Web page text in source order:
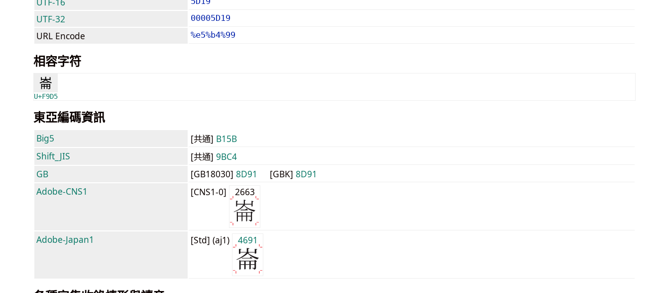
UTF-32 00005D19
URL Encode %e5%b4%99
相容字符
崙
U+F9D5
東亞編碼資訊
Big5 [共通] B15B
Shift_JIS
[共通] 9BC4
GB
[GB18030] 8D91 [GBK] 8D91
Adobe-CNS1
[CNS1-0] 2663
Adobe-Japan1 [Std] (aj1) 4691